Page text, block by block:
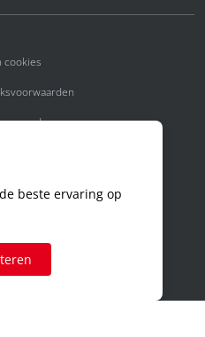
cookies
ivm privacy
beste ervaring op